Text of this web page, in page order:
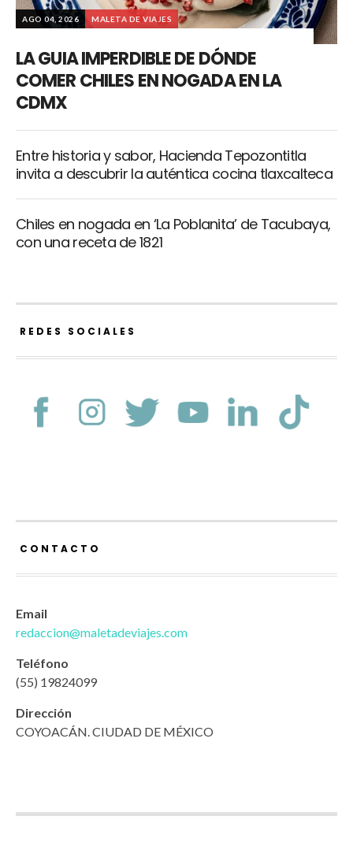
AGO 04, 2026 MALETA DE VIAJES
LA GUIA IMPERDIBLE DE DÓNDE
COMER CHILES EN NOGADA EN LA
CDMX
Entre historia y sabor, Hacienda Tepozontitla
invita a descubrir la auténtica cocina tlaxcalteca
Chiles en nogada en ‘La Poblanita’ de Tacubaya,
con una receta de 1821
REDES SOCIALES
CONTACTO
Email
redaccion@maletadeviajes.com
Teléfono
(55) 19824099
Dirección
COYOACÁN. CIUDAD DE MÉXICO